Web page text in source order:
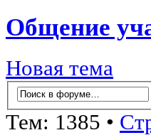
Общение
Новая тема
Тем: 1385 •